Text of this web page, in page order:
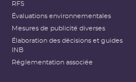
RFS
Évaluations environnementales
Mesures de publicité diverses
Élaboration des décisions et guides
INB
Réglementation associée